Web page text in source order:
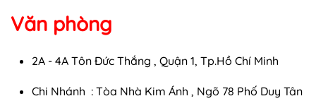
Văn phòng
2A - 4A Tôn Đức Thắng , Quận 1, Tp.Hồ Chí Minh
Chi Nhánh : Tòa Nhà Kim Ánh , Ngõ 78 Phố Duy Tân